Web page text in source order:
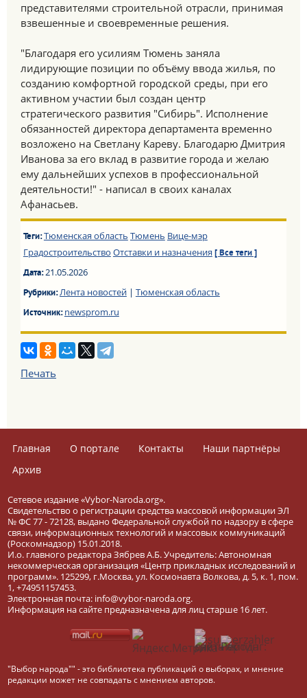
представителями строительной отрасли, принимая
взвешенные и своевременные решения.
"Благодаря его усилиям Тюмень заняла
лидирующие позиции по объёму ввода жилья, по
созданию комфортной городской среды, при его
активном участии был создан центр
стратегического развития "Сибирь". Исполнение
обязанностей директора департамента временно
возложено на Светлану Кареву. Благодарю Дмитрия
Иванова за его вклад в развитие города и желаю
ему дальнейших успехов в профессиональной
деятельности!" - написал в своих каналах
Афанасьев.
Теги:Тюменская область Тюмень Вице-мэр
Градостроительство Отставки и назначения [ Все теги ]
Дата:21.05.2026
Рубрики:Лента новостей| Тюменская область
Источник:newsprom.ru
Печать
Главная О портале Контакты
Наши партнёры
Архив
Сетевое издание «Vybor-Naroda.org».
Свидетельство о регистрации средства массовой информации ЭЛ
№ ФС 77 - 72128, выдано Федеральной службой по надзору в сфере
связи, информационных технологий и массовых коммуникаций
(Роскомнадзор) 15.01.2018.
И.о. главного редактора Зябрев А.Б. Учредитель: Автономная
некоммерческая организация «Центр прикладных исследований и
программ». 125299, г.Москва, ул. Космонавта Волкова, д. 5, к. 1, пом.
1, +74951157453.
Электронная почта: info@vybor-naroda.org.
Информация на сайте предназначена для лиц старше 16 лет.
"Выбор народа"" - это библиотека публикаций о выборах, и мнение
редакции может не совпадать с мнением авторов.